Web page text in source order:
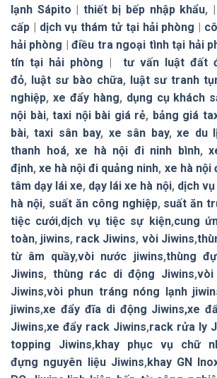
lạnh Sápito
thiết bị bếp nhập khẩu,
cấp
dịch vụ thám tử tại hải phòng
hải phòng |điều tra ngoại tình tại hải
tín tại hải phòng
tư vấn luật đất
đỏ, luật sư bào chữa, luật sư tranh
nghiệp, xe đẩy hàng, dụng cụ khách
nội bài,taxi nội bài giá rẻ, bảng giá
bài,taxi sân bay, xe sân bay,xe du
thanh hoá, xe hà nội đi ninh bình,
định,xe hà nội đi quảng ninh, xe hà nội
tâm dạy lái xe, dạy lái xe hà nội, dịch
hà nội, suất ăn công nghiệp, suất ăn
tiệc cưới,dịch vụ tiệc sự kiện,cung
toàn, jiwins, rack Jiwins, vòi Jiwins,
từ âm quầy,vòi nước jiwins,thùng
Jiwins, thùng rác di động Jiwins,vòi
Jiwins,vòi phun tráng nóng lạnh
jiwins,xe đẩy đĩa di động Jiwins,xe
Jiwins,xe đẩy rack Jiwins,rack rửa ly
topping Jiwins,khay phục vụ chữ
đựng nguyên liệu Jiwins,khay GN